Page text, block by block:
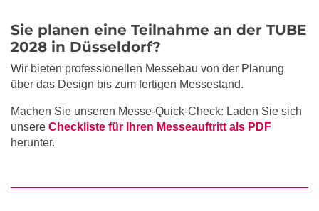
Sie planen eine Teilnahme an der TUBE
2028 in Düsseldorf?
Wir bieten professionellen Messebau von der Planung
über das Design bis zum fertigen Messestand.
Machen Sie unseren Messe-Quick-Check: Laden Sie sich
unsere Checkliste für Ihren Messeauftritt als PDF
herunter.